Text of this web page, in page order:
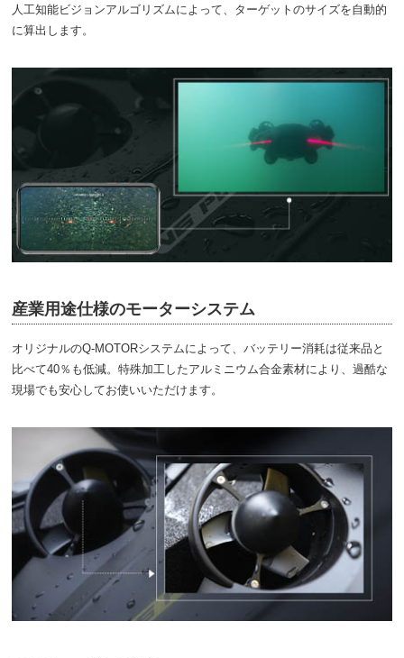
人工知能ビジョンアルゴリズムによって、ターゲットのサイズを自動的
に算出します。
産業用途仕様のモーターシステム
オリジナルのQ-MOTORシステムによって、バッテリー消耗は従来品と
比べて40％も低減。特殊加工したアルミニウム合金素材により、過酷な
現場でも安心してお使いいただけます。